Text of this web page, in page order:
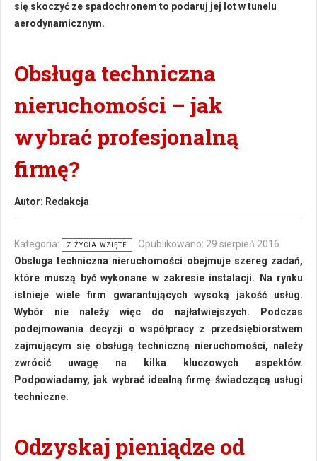
się skoczyć ze spadochronem to podaruj jej lot w tunelu
aerodynamicznym.
Obsługa techniczna
nieruchomości – jak
wybrać profesjonalną
firmę?
Autor: Redakcja
Kategoria: Z ŻYCIA WZIĘTE
Opublikowano: 29 sierpień 2016
Obsługa techniczna nieruchomości obejmuje szereg zadań,
które muszą być wykonane w zakresie instalacji. Na rynku
istnieje wiele firm gwarantujących wysoką jakość usług.
Wybór nie należy więc do najłatwiejszych. Podczas
podejmowania decyzji o współpracy z przedsiębiorstwem
zajmującym się obsługą techniczną nieruchomości, należy
zwrócić uwagę na kilka kluczowych aspektów.
Podpowiadamy, jak wybrać idealną firmę świadczącą usługi
techniczne.
Odzyskaj pieniądze od